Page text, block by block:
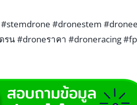
#stemdrone #dronestem
รน#droneราคา #droneracing